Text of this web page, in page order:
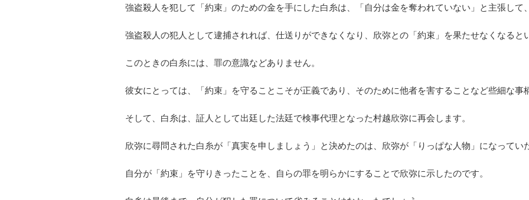
強盗殺人を犯して「約束」のための金を手にした白糸は、「自分は金を奪われていない」と主張して
強盗殺人の犯人として逮捕されれば、仕送りができなくなり、欣弥との「約束」を果たせなくなると
このときの白糸には、罪の意識などありません。
彼女にとっては、「約束」を守ることこそが正義であり、そのために他者を害することなど些細な事
そして、白糸は、証人として出廷した法廷で検事代理となった村越欣弥に再会します。
欣弥に尋問された白糸が「真実を申しましょう」と決めたのは、欣弥が「りっぱな人物」になってい
自分が「約束」を守りきったことを、自らの罪を明らかにすることで欣弥に示したのです。